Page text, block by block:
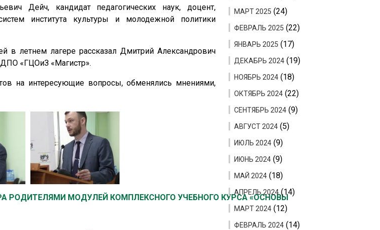
Дейч, кандидат педагогических наук, доцент,
института культуры и молодежной политики
в летнем лагере рассказал Дмитрий Александрович
ДПО «ГЦОиЗ «Магистр».
на интересующие вопросы, обменялись мнениями,
РОДИТЕЛЯМИ МОДУЛЕЙ КОМПЛЕКСНОГО УЧЕБНОГО КУРСА «ОСНОВЫ
МАРТ 2025 (24)
ФЕВРАЛЬ 2025 (22)
ЯНВАРЬ 2025 (17)
ДЕКАБРЬ 2024 (19)
НОЯБРЬ 2024 (18)
ОКТЯБРЬ 2024 (22)
СЕНТЯБРЬ 2024 (9)
АВГУСТ 2024 (5)
ИЮЛЬ 2024 (9)
ИЮНЬ 2024 (9)
МАЙ 2024 (18)
АПРЕЛЬ 2024(14)
МАРТ 2024 (12)
ФЕВРАЛЬ 2024 (14)